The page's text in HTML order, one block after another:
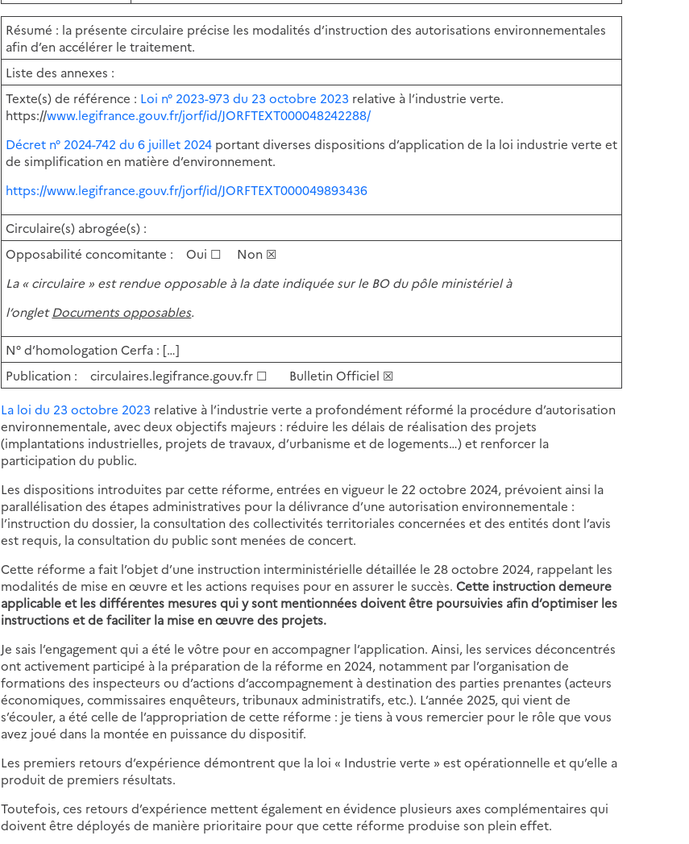
Résumé : la présente circulaire précise les modalités d’instruction des autorisations environnementales
afin d’en accélérer le traitement.
Liste des annexes :
Texte(s) de référence : Loi n° 2023-973 du 23 octobre 2023 relative à l’industrie verte.
https://www.legifrance.gouv.fr/jorf/id/JORFTEXT000048242288/
Décret n° 2024-742 du 6 juillet 2024 portant diverses dispositions d’application de la loi industrie verte et
de simplification en matière d’environnement.
https://www.legifrance.gouv.fr/jorf/id/JORFTEXT000049893436
Circulaire(s) abrogée(s) :
Opposabilité concomitante :Oui ☐ Non ☒
La « circulaire » est rendue opposable à la date indiquée sur le BO du pôle ministériel à
l’ongletDocuments opposables.
N° d’homologation Cerfa : […]
Publication : circulaires.legifrance.gouv.fr ☐ Bulletin Officiel ☒
La loi du 23 octobre 2023 relative à l’industrie verte a profondément réformé la procédure d’autorisation
environnementale, avec deux objectifs majeurs : réduire les délais de réalisation des projets
(implantations industrielles, projets de travaux, d’urbanisme et de logements…) et renforcer la
participation du public.
Les dispositions introduites par cette réforme, entrées en vigueur le 22 octobre 2024, prévoient ainsi la
parallélisation des étapes administratives pour la délivrance d’une autorisation environnementale :
l’instruction du dossier, la consultation des collectivités territoriales concernées et des entités dont l’avis
est requis, la consultation du public sont menées de concert.
Cette réforme a fait l’objet d’une instruction interministérielle détaillée le 28 octobre 2024, rappelant les
modalités de mise en œuvre et les actions requises pour en assurer le succès.Cette instruction demeure
applicable et les différentes mesures qui y sont mentionnées doivent être poursuivies afin d’optimiser les
instructions et de faciliter la mise en œuvre des projets.
Je sais l’engagement qui a été le vôtre pour en accompagner l’application. Ainsi, les services déconcentrés
ont activement participé à la préparation de la réforme en 2024, notamment par l’organisation de
formations des inspecteurs ou d’actions d’accompagnement à destination des parties prenantes (acteurs
économiques, commissaires enquêteurs, tribunaux administratifs, etc.). L’année 2025, qui vient de
s’écouler, a été celle de l’appropriation de cette réforme : je tiens à vous remercier pour le rôle que vous
avez joué dans la montée en puissance du dispositif.
Les premiers retours d’expérience démontrent que la loi « Industrie verte » est opérationnelle et qu’elle a
produit de premiers résultats.
Toutefois, ces retours d’expérience mettent également en évidence plusieurs axes complémentaires qui
doivent être déployés de manière prioritaire pour que cette réforme produise son plein effet.